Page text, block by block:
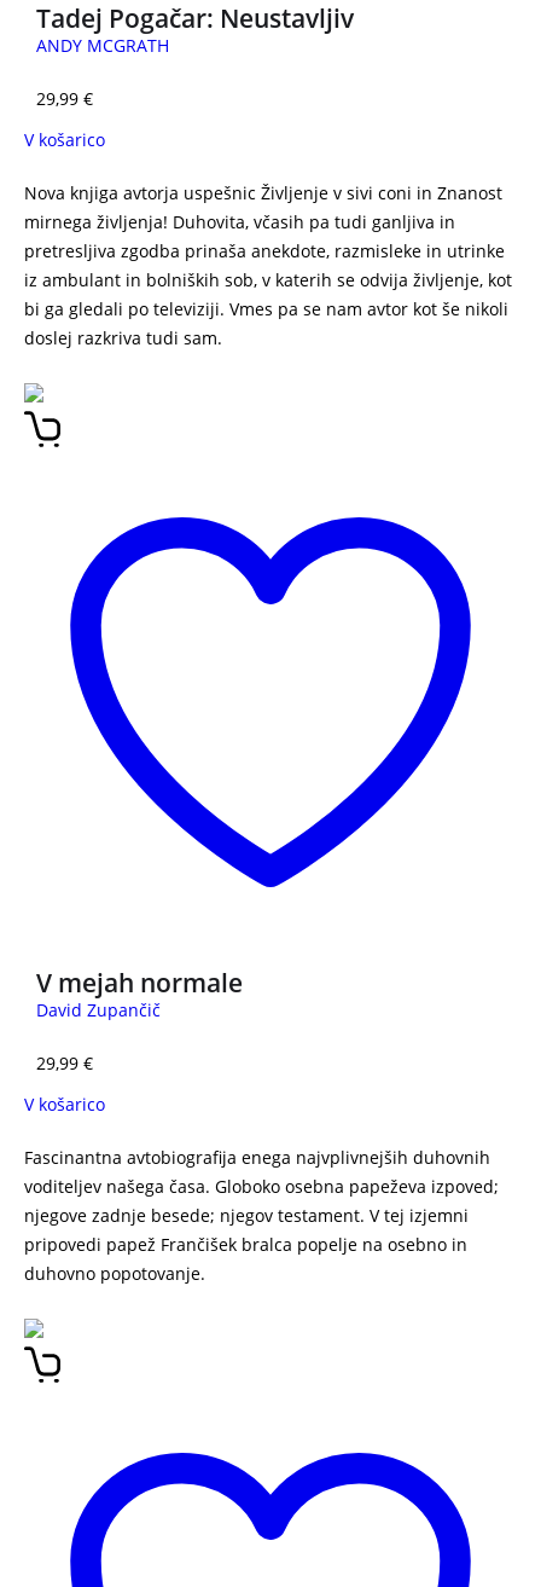
Tadej Pogačar: Neustavljiv
ANDY MCGRATH
29,99 €
V košarico
Nova knjiga avtorja uspešnic Življenje v sivi coni in Znanost
mirnega življenja! Duhovita, včasih pa tudi ganljiva in
pretresljiva zgodba prinaša anekdote, razmisleke in utrinke
iz ambulant in bolniških sob, v katerih se odvija življenje, kot
bi ga gledali po televiziji. Vmes pa se nam avtor kot še nikoli
doslej razkriva tudi sam.
V mejah normale
David Zupančič
29,99 €
V košarico
Fascinantna avtobiografija enega najvplivnejših duhovnih
voditeljev našega časa. Globoko osebna papeževa izpoved;
njegove zadnje besede; njegov testament. V tej izjemni
pripovedi papež Frančišek bralca popelje na osebno in
duhovno popotovanje.